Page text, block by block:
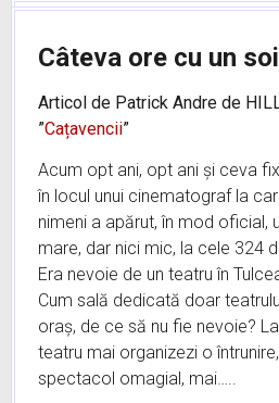
No data was
Câteva ore cu un
Articol de Patrick Andre de
”Cațavencii”
Acum opt ani, opt ani și ceva
în locul unui cinematograf la
nimeni a apărut, în mod oficial,
mare, dar nici mic, la cele 324
Era nevoie de un teatru în
Cum sală dedicată doar
oraș, de ce să nu fie nevoie?
teatru mai organizezi o
spectacol omagial, mai…..